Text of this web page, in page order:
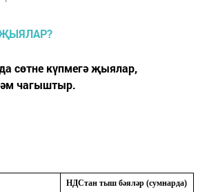
сөтне күпмегә җыялар,
чагыштыр.
НДСтан тыш бәяләр (сумнарда)